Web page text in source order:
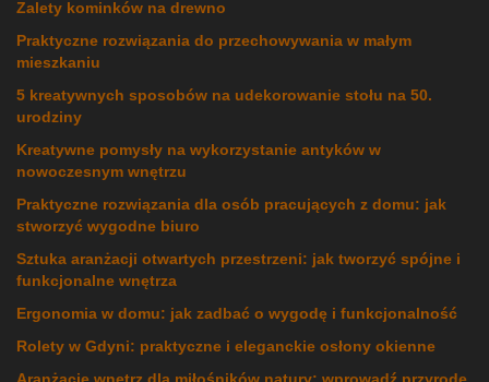
Zalety kominków na drewno
Praktyczne rozwiązania do przechowywania w małym
mieszkaniu
5 kreatywnych sposobów na udekorowanie stołu na 50.
urodziny
Kreatywne pomysły na wykorzystanie antyków w
nowoczesnym wnętrzu
Praktyczne rozwiązania dla osób pracujących z domu: jak
stworzyć wygodne biuro
Sztuka aranżacji otwartych przestrzeni: jak tworzyć spójne i
funkcjonalne wnętrza
Ergonomia w domu: jak zadbać o wygodę i funkcjonalność
Rolety w Gdyni: praktyczne i eleganckie osłony okienne